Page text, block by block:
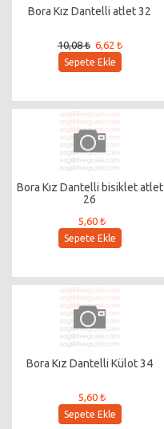
Bora Kız Dantelli atlet 32
10,08 ₺ 6,62 ₺
Sepete Ekle
Bora Kız Dantelli bisiklet atlet
26
5,60 ₺
Sepete Ekle
Bora Kız Dantelli Külot 34
5,60 ₺
Sepete Ekle